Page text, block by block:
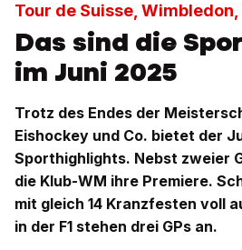
Tour de Suisse,
Das sind die
im Juni 2025
Trotz des Endes der
Eishockey und Co. bietet der
Sporthighlights. Nebst zweier
die Klub-WM ihre Premiere.
mit gleich 14 Kranzfesten voll
in der F1 stehen drei GPs an.